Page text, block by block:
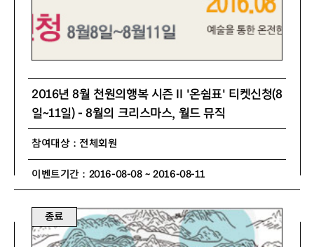
2016년 8월 천원의행복 시즌 Ⅱ '온쉼표' 티켓신청(8
일~11일) - 8월의 크리스마스, 월드 뮤직
참여대상 : 전체회원
이벤트기간 : 2016-08-08 ~ 2016-08-11
종료